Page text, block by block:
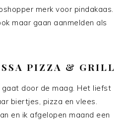
merk voor pindakaas.
maar gaan aanmelden als
PIZZA & GRILL
gaat door de maag. Het liefst
biertjes, pizza en vlees.
en ik afgelopen maand een